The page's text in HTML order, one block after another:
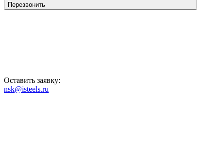
Перезвонить
Оставить заявку:
nsk@isteels.ru